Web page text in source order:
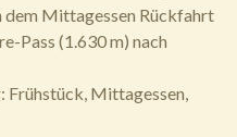
dem Mittagessen Rückfahrt
Pass (1.630 m) nach
Mittagessen,